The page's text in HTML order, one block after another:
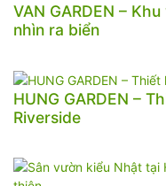
VAN GARDEN –
nhìn ra biển
HUNG GARDEN –
Riverside